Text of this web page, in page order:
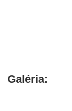
Galéria: